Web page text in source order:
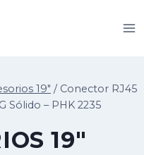
19" / Conector RJ45
Sólido – PHK 2235
19"